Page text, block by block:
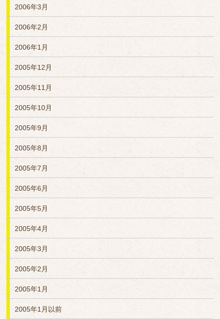
2006年3月
2006年2月
2006年1月
2005年12月
2005年11月
2005年10月
2005年9月
2005年8月
2005年7月
2005年6月
2005年5月
2005年4月
2005年3月
2005年2月
2005年1月
2005年1月以前